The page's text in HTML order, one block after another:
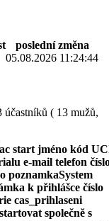
poslední změna
05.08.2026 11:24:44
účastníků ( 13 mužů,
start jméno kód
e-mail telefon
poznamkaSystem
k přihlášce číslo
cas_prihlaseni
společně s